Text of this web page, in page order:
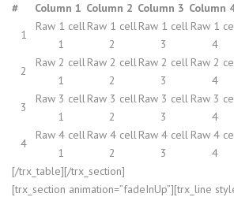
#
Column 1 Column 2 Column 3 Column
1
Raw 1 cell
1
Raw 1 cell
2
Raw 1 cell
3
Raw 1
4
2
Raw 2 cell
1
Raw 2 cell
2
Raw 2 cell
3
Raw 2
4
3
Raw 3 cell
1
Raw 3 cell
2
Raw 3 cell
3
Raw 3
4
4
Raw 4 cell
1
Raw 4 cell
2
Raw 4 cell
3
Raw 4
4
[/trx_table][/trx_section]
[trx_section animation=”fadeInUp”][trx_line